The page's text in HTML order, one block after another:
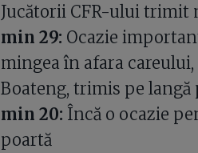
Jucătorii CFR-ului trimit
min 29: Ocazie
mingea în afara
Boateng, trimis pe langă
min 20: Încă o ocazie
poartă